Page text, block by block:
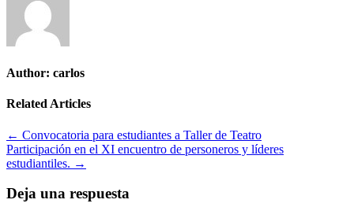
Author: carlos
Related Articles
Navegación
de
← Convocatoria para estudiantes a Taller de Teatro
Participación en el XI encuentro de personeros y líderes
estudiantiles. →
Deja una respuesta